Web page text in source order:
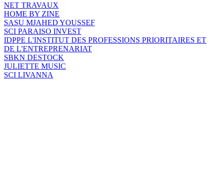
NET TRAVAUX
HOME BY ZINE
SASU MJAHED YOUSSEF
SCI PARAISO INVEST
IDPPE L'INSTITUT DES PROFESSIONS PRIORITAIRES ET
DE L'ENTREPRENARIAT
SBKN DESTOCK
JULIETTE MUSIC
SCI LIVANNA